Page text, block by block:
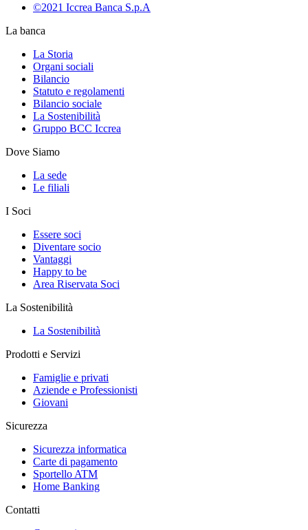
©2021 Iccrea Banca S.p.A
La banca
La Storia
Organi sociali
Bilancio
Statuto e regolamenti
Bilancio sociale
La Sostenibilità
Gruppo BCC Iccrea
Dove Siamo
La sede
Le filiali
I Soci
Essere soci
Diventare socio
Vantaggi
Happy to be
Area Riservata Soci
La Sostenibilità
La Sostenibilità
Prodotti e Servizi
Famiglie e privati
Aziende e Professionisti
Giovani
Sicurezza
Sicurezza informatica
Carte di pagamento
Sportello ATM
Home Banking
Contatti